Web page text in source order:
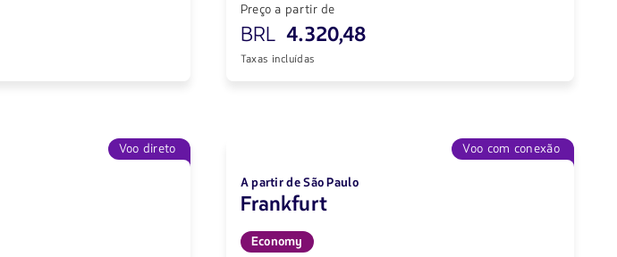
Preço a partir de
BRL 4.320,48
Taxas incluídas
Voo direto
Voo com conexão
A partir de São Paulo
Frankfurt
Economy